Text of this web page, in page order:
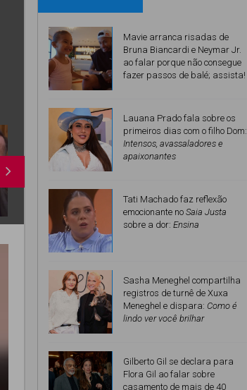
Mavie arranca risadas de
Bruna Biancardi e Neymar Jr.
ao falar porque não consegue
fazer passos de balé; assista!
Lauana Prado fala sobre os
primeiros dias com o filho Dom:
Intensos, avassaladores e
apaixonantes
Tati Machado faz reflexão
emocionante no Saia Justa
sobre a dor: Ensina
Sasha Meneghel compartilha
registros de turnê de Xuxa
Meneghel e dispara: Como é
lindo ver você brilhar
Gilberto Gil se declara para
Flora Gil ao falar sobre
casamento de mais de 40